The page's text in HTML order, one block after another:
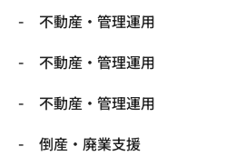
不動産・管理運用
不動産・管理運用
不動産・管理運用
倒産・廃業支援